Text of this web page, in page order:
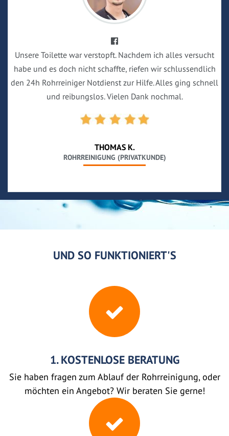
Unsere Toilette war verstopft. Nachdem ich alles versucht
habe und es doch nicht schaffte, riefen wir schlussendlich
den 24h Rohrreiniger Notdienst zur Hilfe. Alles ging schnell
und reibungslos. Vielen Dank nochmal.
THOMAS K.
ROHRREINIGUNG (PRIVATKUNDE)
UND SO FUNKTIONIERT'S
1. KOSTENLOSE BERATUNG
Sie haben fragen zum Ablauf der Rohrreinigung, oder
möchten ein Angebot? Wir beraten Sie gerne!